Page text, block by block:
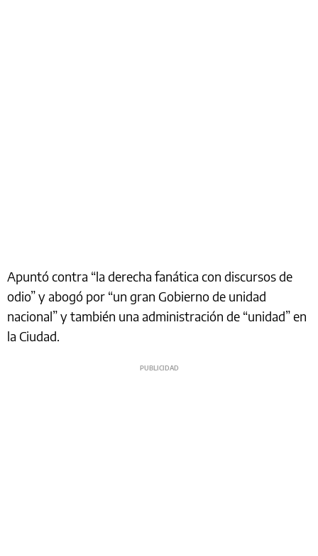
Apuntó contra “la derecha fanática con discursos de
odio” y abogó por “un gran Gobierno de unidad
nacional” y también una administración de “unidad” en
la Ciudad.